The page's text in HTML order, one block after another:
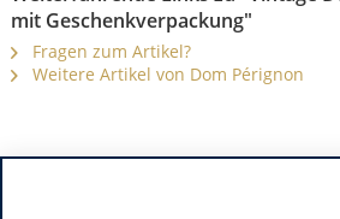
mit Geschenkverpackung"
Fragen zum Artikel?
Weitere Artikel von Dom Pérignon